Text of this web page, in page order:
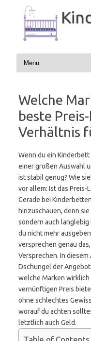
Inhalt
springen
Welche
beste
Verhältnis
Wenn du ein
einer großen Auswahl
ist stabil genug? Wie
vor allem: Ist das
Gerade bei
hinzuschauen, denn
sondern auch
du nicht mehr
versprechen genau
Versprechen. In
Dschungel der
welche Marken
vernünftigen Preis
ohne schlechtes
worauf du achten
letztlich auch Geld.